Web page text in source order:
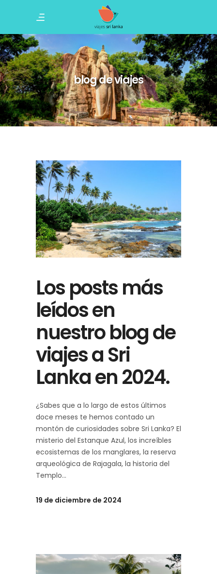
blog de viajes
Los posts más
leídos en
nuestro blog de
viajes a Sri
Lanka en 2024.
¿Sabes que a lo largo de estos últimos
doce meses te hemos contado un
montón de curiosidades sobre Sri Lanka? El
misterio del Estanque Azul, los increíbles
ecosistemas de los manglares, la reserva
arqueológica de Rajagala, la historia del
Templo
19 de diciembre de 2024